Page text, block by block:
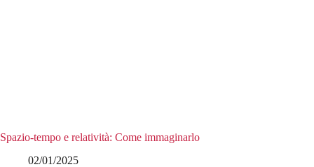
Spazio-tempo e relatività: Come immaginarlo
02/01/2025